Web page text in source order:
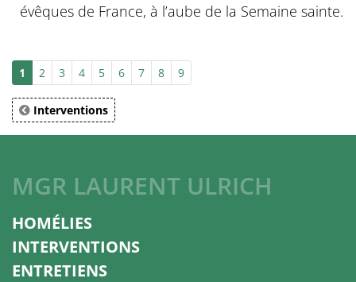
évêques de France, à l’aube de la Semaine sainte.
1 2 3 4 5 6 7 8 9
Interventions
MGR LAURENT ULRICH
HOMÉLIES
INTERVENTIONS
ENTRETIENS